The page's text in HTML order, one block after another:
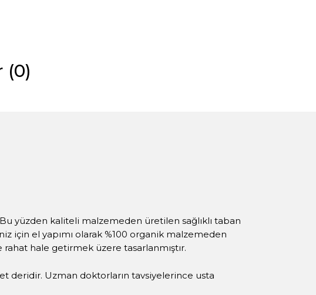
(0)
yüzden kaliteli malzemeden üretilen sağlıklı taban
için el yapımı olarak %100 organik malzemeden
hale getirmek üzere tasarlanmıştır.
deridir. Uzman doktorların tavsiyelerince usta